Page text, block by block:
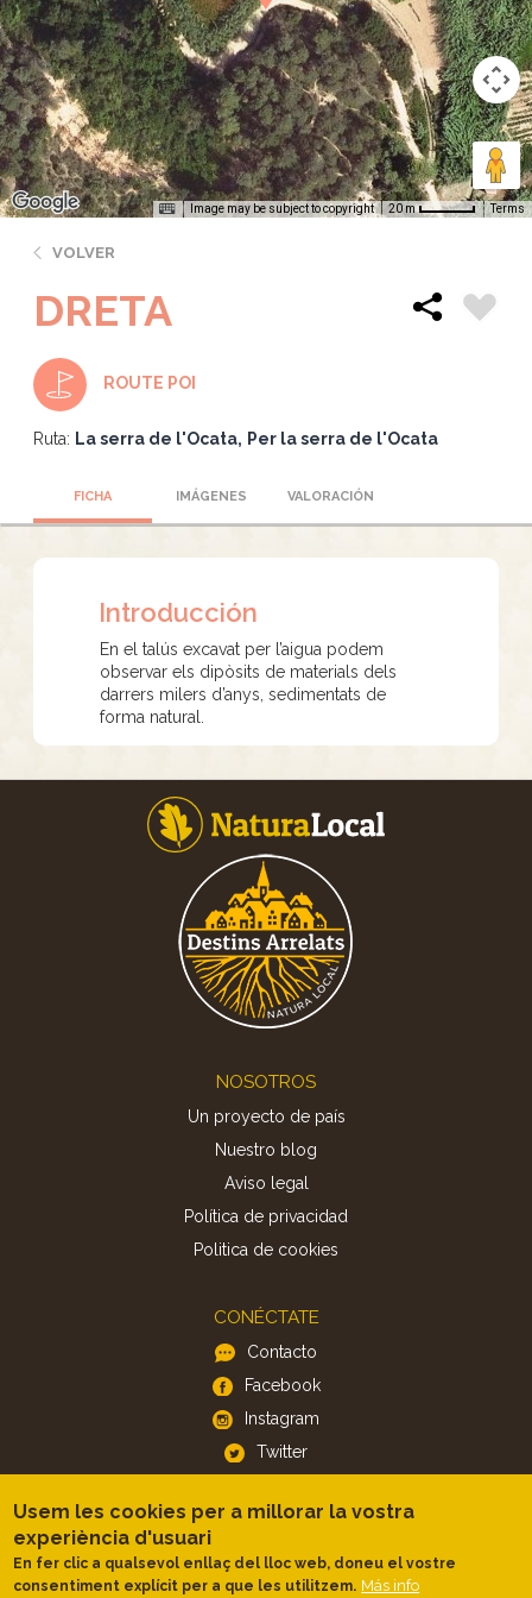
Image may be subject to copyright 20 m Terms
VOLVER
DRETA
ROUTE POI
Ruta: La serra de l'Ocata Per la serra de l'Ocata
FICHA IMÁGENES VALORACIÓN
Introducción
En el talús excavat per l’aigua podem
observar els dipòsits de materials dels
darrers milers d’anys, sedimentats de
forma natural.
NOSOTROS
Un proyecto de país
Nuestro blog
Aviso legal
Política de privacidad
Politica de cookies
CONÉCTATE
Contacto
Facebook
Instagram
Twitter
APP
iOS
Android
Usem les cookies per a millorar la vostra
experiència d'usuari
En fer clic a qualsevol enllaç del lloc web, doneu el vostre
consentiment explícit per a que les utilitzem. Más info